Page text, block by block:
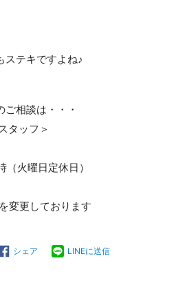
バシーポリシー
ステキですよね♪
相談は・・・
タッフ＞
火曜日定休日）
変更しております
シェア LINEに送信